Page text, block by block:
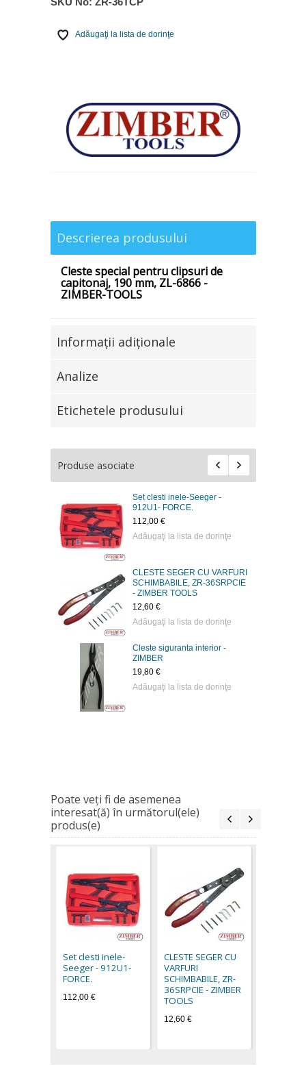
Adăugaţi la lista de dorinţe
Descrierea produsului
Cleste special pentru clipsuri de
capitonaj, 190 mm, ZL-6866 -
ZIMBER-TOOLS
Informaţii adiţionale
Analize
Etichetele produsului
Produse asociate
Set clesti inele-Seeger -
912U1- FORCE.
112,00 €
Adăugaţi la lista de dorinţe
CLESTE SEGER CU VARFURI
SCHIMBABILE, ZR-36SRPCIE
- ZIMBER TOOLS
12,60 €
Adăugaţi la lista de dorinţe
Cleste siguranta interior -
ZIMBER
19,80 €
Adăugaţi la lista de dorinţe
Poate veţi fi de asemenea
interesat(ă) în următorul(ele)
produs(e)
Set clesti inele-
Seeger - 912U1-
FORCE.
112,00 €
CLESTE SEGER CU
VARFURI
SCHIMBABILE, ZR-
36SRPCIE - ZIMBER
TOOLS
12,60 €